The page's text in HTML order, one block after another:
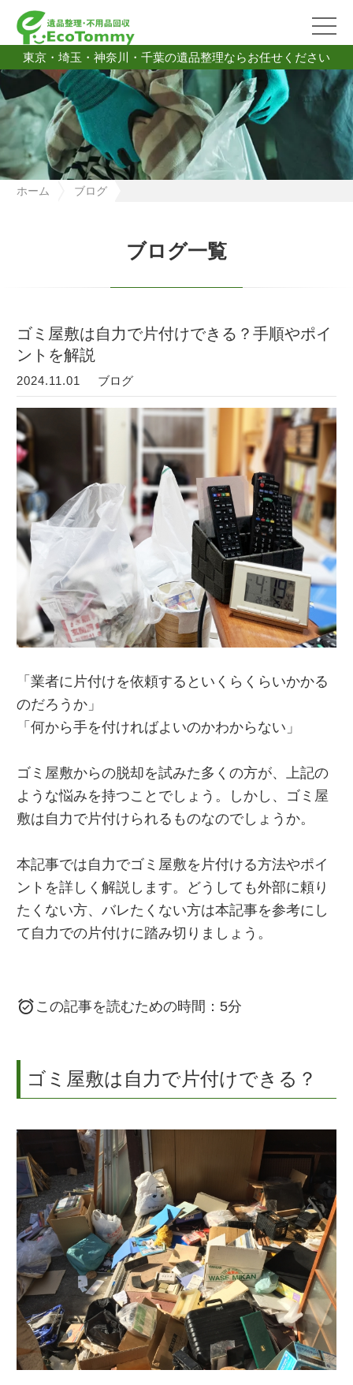
東京・埼玉・神奈川・千葉の遺品整理ならお任せください
ホーム
ブログ
ブログ一覧
ゴミ屋敷は自力で片付けできる？手順やポイ
ントを解説
2024.11.01 ブログ
「業者に片付けを依頼するといくらくらいかかる
のだろうか」
「何から手を付ければよいのかわからない」
ゴミ屋敷からの脱却を試みた多くの方が、上記の
ような悩みを持つことでしょう。しかし、ゴミ屋
敷は自力で片付けられるものなのでしょうか。
本記事では自力でゴミ屋敷を片付ける方法やポイ
ントを詳しく解説します。どうしても外部に頼り
たくない方、バレたくない方は本記事を参考にし
て自力での片付けに踏み切りましょう。
この記事を読むための時間：5分
ゴミ屋敷は自力で片付けできる？